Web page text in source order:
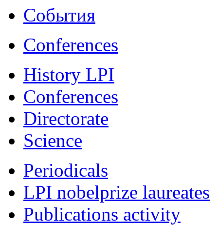
События
Conferences
History LPI
Conferences
Directorate
Science
Periodicals
LPI nobelprize laureates
Publications activity